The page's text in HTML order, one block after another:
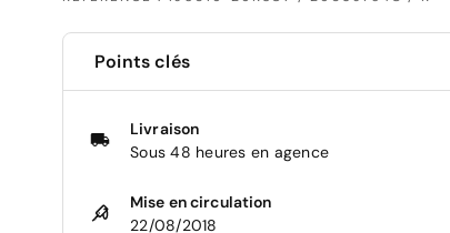
Points clés
Livraison
Sous 48 heures en agence
Mise en circulation
22/08/2018